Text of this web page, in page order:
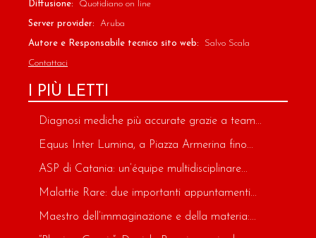
Diffusione: Quotidiano on line
Server provider: Aruba
Autore e Responsabile tecnico sito web: Salvo Scala
Contattaci
I PIÙ LETTI
Diagnosi mediche più accurate grazie a team...
Equus Inter Lumina, a Piazza Armerina fino...
ASP di Catania: un’équipe multidisciplinare...
Malattie Rare: due importanti appuntamenti...
Maestro dell’immaginazione e della materia:...